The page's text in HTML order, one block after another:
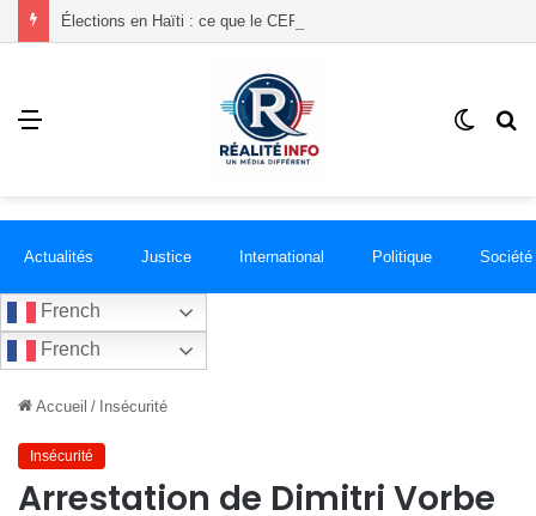
Menu
Switch
Actualités Justice International Politique Société
French
French
Accueil / Insécurité
Insécurité
Arrestation de Dimitri Vorbe